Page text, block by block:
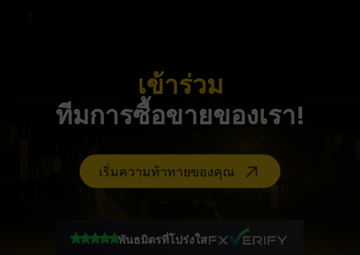
เข้าร่วม
ทีมการซื้อขายของเรา!
เริ่มความท้าทายของคุณ
พันธมิตรที่โปร่งใส